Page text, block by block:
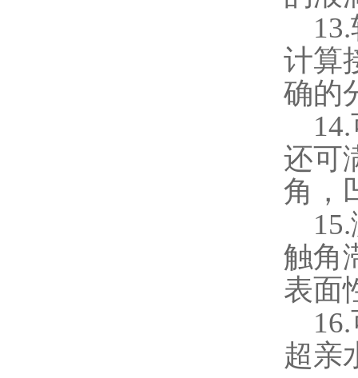
13.
计算
确的
14.
还可
角，
15.
触角
表面
16.
超亲